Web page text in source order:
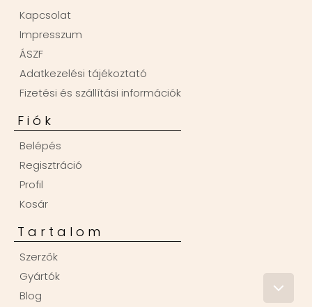
Kapcsolat
Impresszum
ÁSZF
Adatkezelési tájékoztató
Fizetési és szállítási információk
Fiók
Belépés
Regisztráció
Profil
Kosár
Tartalom
Szerzők
Gyártók
Blog